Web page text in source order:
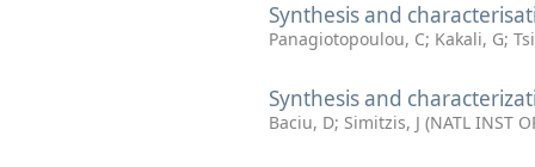
Synthesis and
Panagiotopoulou, C; Kakali, G;
Synthesis and
Baciu, D; Simitzis, J (NATL INST